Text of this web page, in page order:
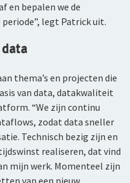
en bepalen we de
legt Patrick uit.
thema’s en projecten die
van data, datakwaliteit
“We zijn continu
zodat data sneller
Technisch bezig zijn en
realiseren, dat vind
mijn werk. Momenteel zijn